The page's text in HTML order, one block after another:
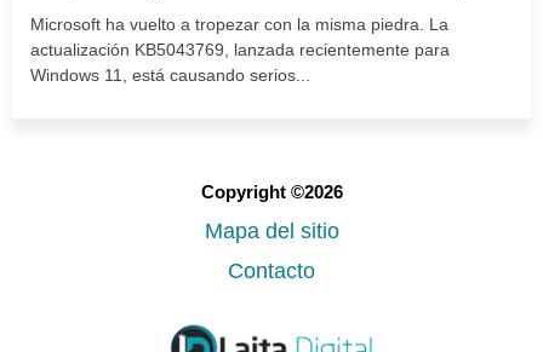
Microsoft ha vuelto a tropezar con la misma piedra. La
actualización KB5043769, lanzada recientemente para
Windows 11, está causando serios...
Copyright ©2026
Mapa del sitio
Contacto